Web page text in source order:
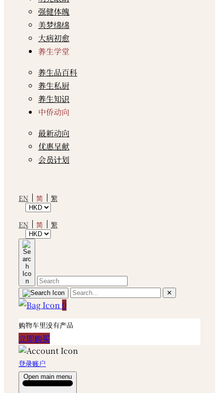
强健体魄
美梦绵绵
大病初愈
养生学堂
养生品百科
养生私厨
养生知识
中侨动向
最新动向
优惠呈献
会员计划
EN 简 繁
EN 简 繁
✕
0
购物车里没有产品
立即购买
登录账户
Open main menu